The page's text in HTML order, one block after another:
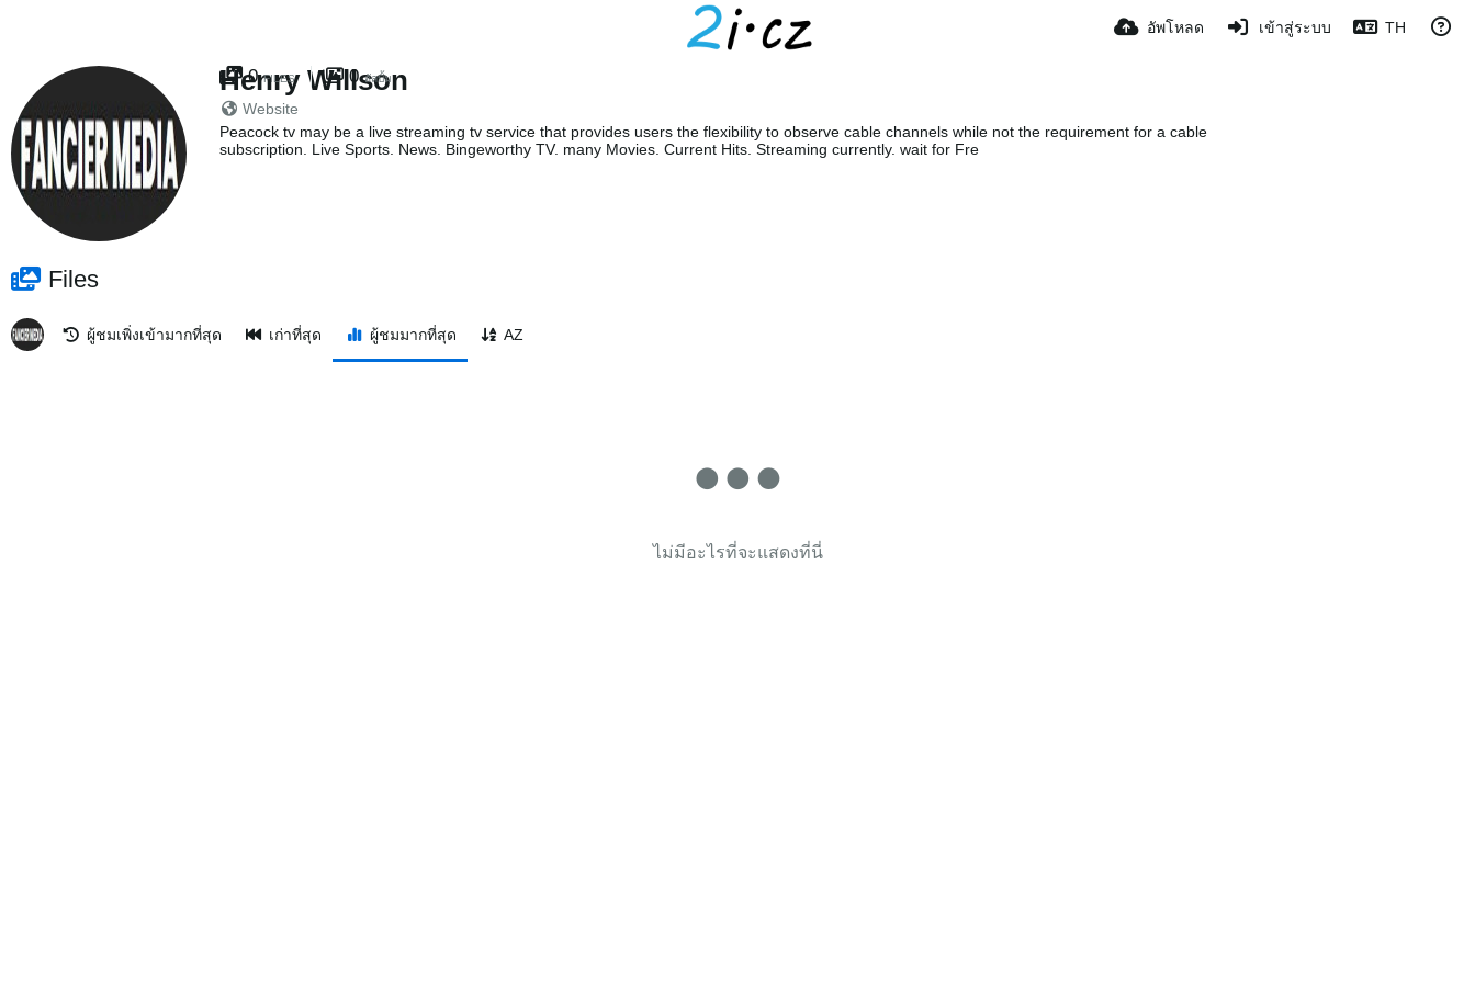
อัพโหลด เข้าสู่ระบบ TH
Henry Willson
Website
Peacock tv may be a live streaming tv service that provides users the flexibility to observe cable channels while not the requirement for a cable
subscription. Live Sports. News. Bingeworthy TV. many Movies. Current Hits. Streaming currently. wait for Fre
0 FILES 0 อัลบั้ม
Files
ผู้ชมเพิ่งเข้ามากที่สุด เก่าที่สุด ผู้ชมมากที่สุด AZ
ไม่มีอะไรที่จะแสดงที่นี่